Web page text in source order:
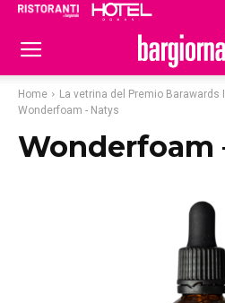
Home
La vetrina del Premio Barawards
Wonderfoam - Natys
Wonderfoam